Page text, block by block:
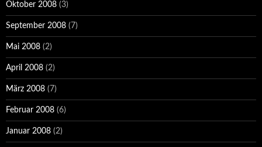
Oktober 2008 (3)
September 2008 (7)
Mai 2008 (2)
April 2008 (2)
März 2008 (7)
Februar 2008 (6)
Januar 2008 (2)